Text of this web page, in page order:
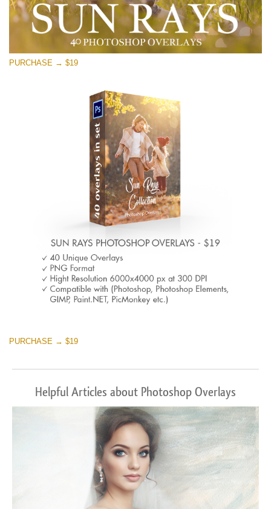
PURCHASE → $19
PURCHASE → $19
Helpful Articles about Photoshop Overlays